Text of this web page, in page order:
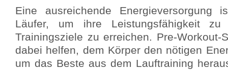
Eine ausreichende Energieversorgung
Läufer, um ihre Leistungsfähigkeit
Trainingsziele zu erreichen. Pre-Workout-
dabei helfen, dem Körper den nötigen
um das Beste aus dem Lauftraining